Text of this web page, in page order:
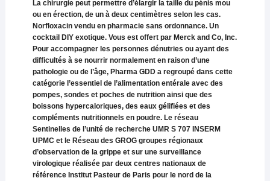
La chirurgie peut permettre d’élargir la taille du pénis mou
ou en érection, de un à deux centimètres selon les cas.
Norfloxacin vendu en pharmacie sans ordonnance. Un
cocktail DIY exotique. Vous est offert par Merck and Co, Inc.
Pour accompagner les personnes dénutries ou ayant des
difficultés à se nourrir normalement en raison d’une
pathologie ou de l’âge, Pharma GDD a regroupé dans cette
catégorie l’essentiel de l’alimentation entérale avec des
pompes, sondes et poches de nutrition ainsi que des
boissons hypercaloriques, des eaux gélifiées et des
compléments nutritionnels en poudre. Le réseau
Sentinelles de l’unité de recherche UMR S 707 INSERM
UPMC et le Réseau des GROG groupes régionaux
d’observation de la grippe et sur une surveillance
virologique réalisée par deux centres nationaux de
référence Institut Pasteur de Paris pour le nord de la